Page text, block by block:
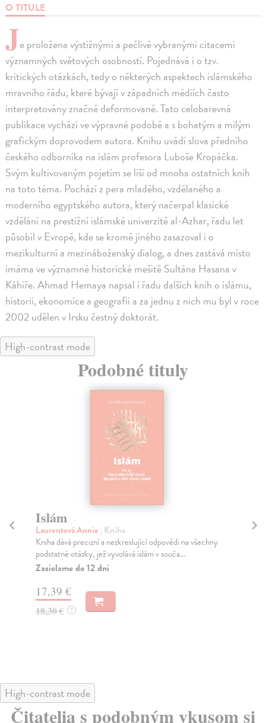
O TITULE
Je proložena výstižnými a pečlivě vybranými citacemi
významných světových osobností. Pojednává i o tzv.
kritických otázkách, tedy o některých aspektech islámského
mravního řádu, které bývají v západních médiích často
interpretovány značně deformovaně. Tato celobarevná
publikace vychází ve výpravné podobě a s bohatým a milým
grafickým doprovodem autora. Knihu uvádí slova předního
českého odborníka na islám profesora Luboše Kropáčka.
Svým kultivovaným pojetím se liší od mnoha ostatních knih
na toto téma. Pochází z pera mladého, vzdělaného a
moderního egyptského autora, který načerpal klasické
vzdělání na prestižní islámské univerzitě al-Azhar, řadu let
působil v Evropě, kde se kromě jiného zasazoval i o
mezikulturní a mezináboženský dialog, a dnes zastává místo
imáma ve významné historické mešitě Sultána Hasana v
Káhiře. Ahmad Hemaya napsal i řadu dalších knih o islámu,
historii, ekonomice a geografii a za jednu z nich mu byl v roce
2002 udělen v Irsku čestný doktorát.
High-contrast mode
Podobné tituly
Zapečetěný nektar
al-Mubarakpuri Safi ar-Rahman
Podrobný životopis proroka Muhammada. Kniha
Zapečetěný nektar (v arabštině ar-Rahíq al-Machtúm,
angl...
17,01 €
High-contrast mode
Čitatelia s podobným vkusom si